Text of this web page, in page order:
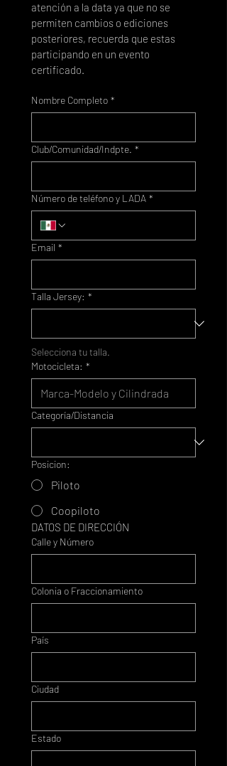
atención a la data ya que no se
permiten cambios o ediciones
posteriores, recuerda que estas
participando en un evento
certificado.
Nombre Completo *
Club/Comunidad/Indpte. *
Número de teléfono y LADA *
Email *
Talla Jersey: *
Selecciona tu talla.
Motocicleta: *
Categoría/Distancia
Posicion:
Piloto
Coopiloto
DATOS DE DIRECCIÓN
Calle y Número
Colonia o Fraccionamiento
País
Ciudad
Estado